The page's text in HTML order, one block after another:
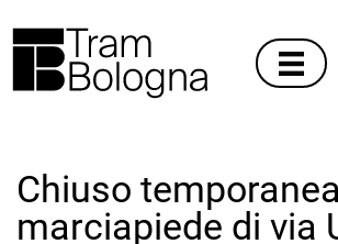
Chiuso
marciapiede di via